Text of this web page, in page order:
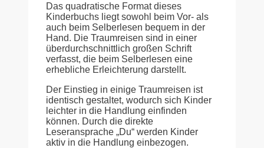
Das quadratische Format dieses
Kinderbuchs liegt sowohl beim Vor- als
auch beim Selberlesen bequem in der
Hand. Die Traumreisen sind in einer
überdurchschnittlich großen Schrift
verfasst, die beim Selberlesen eine
erhebliche Erleichterung darstellt.
Der Einstieg in einige Traumreisen ist
identisch gestaltet, wodurch sich Kinder
leichter in die Handlung einfinden
können. Durch die direkte
Leseransprache „Du“ werden Kinder
aktiv in die Handlung einbezogen.